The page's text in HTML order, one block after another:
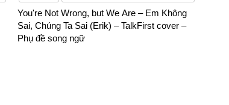
You're Not Wrong, but We Are – Em Không
Sai, Chúng Ta Sai (Erik) – TalkFirst cover –
Phụ đề song ngữ